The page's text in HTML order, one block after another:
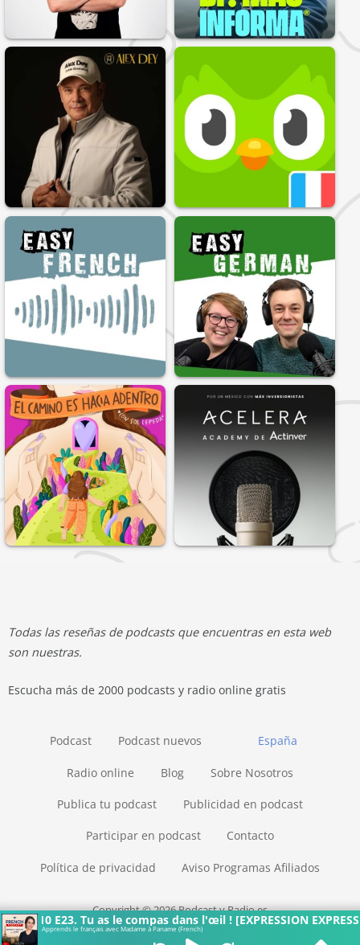
S10 E23. Tu as le compas dans l'œil ! [EXPRESSION EXPRESS]
Apprends le français avec Madame à Paname (French)
Todas las reseñas de podcasts que encuentras en esta web
son nuestras.
Escucha más de 2000 podcasts y radio online gratis
España
Podcast Podcast nuevos
Radio online Blog Sobre Nosotros
Publica tu podcast Publicidad en podcast
Participar en podcast Contacto
Política de privacidad Aviso Programas Afiliados
Copyright © 2026 Podcast y Radio.es